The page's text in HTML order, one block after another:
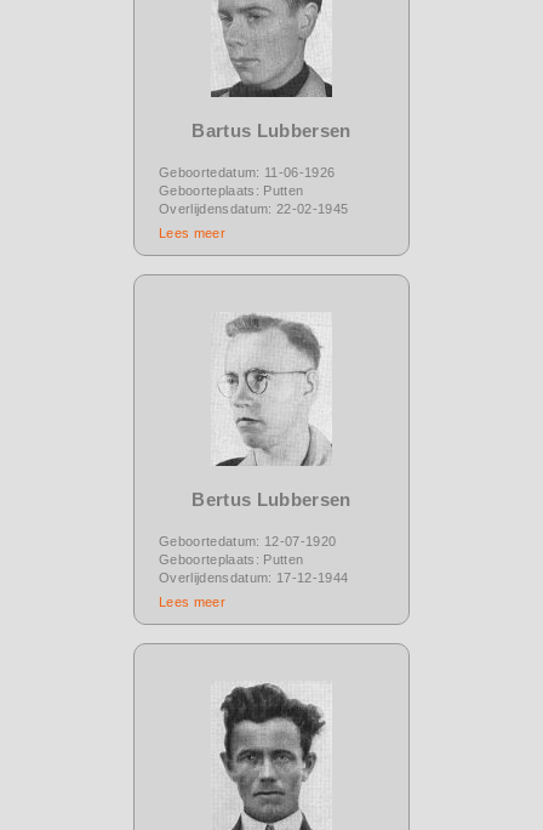
Bartus Lubbersen
Geboortedatum: 11-06-1926
Geboorteplaats: Putten
Overlijdensdatum: 22-02-1945
Lees meer
Bertus Lubbersen
Geboortedatum: 12-07-1920
Geboorteplaats: Putten
Overlijdensdatum: 17-12-1944
Lees meer